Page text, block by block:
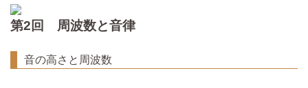
第2回 周波数と音律
音の高さと周波数